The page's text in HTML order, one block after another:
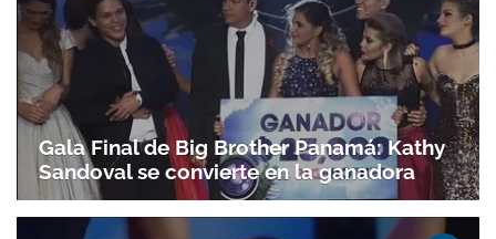
Gala Final de Big Brother Panamá: Kathy
Sandoval se convierte en la ganadora